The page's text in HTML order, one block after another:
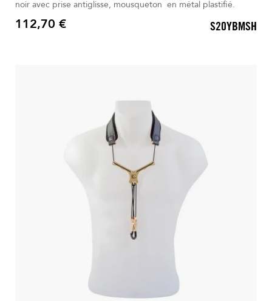
noir avec prise antiglisse, mousqueton en métal plastifié.
Prix
112,70 € S20YBMSH